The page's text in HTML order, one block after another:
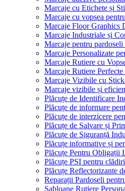
Marcaje cu Etichete și
Marcaje cu vopsea
Marcaje Floor Graphics
Marcaje Industriale și
Marcaje pentru
Marcaje Personalizate
Marcaje Rutiere cu
Marcaje Rutiere
Marcaje Vizibile cu
Marcaje vizibile și
Plăcuțe de Identificare
Plăcuțe de informare
Plăcuțe de interzicere
Plăcuțe de Salvare și
Plăcuțe de Siguranță
Plăcuțe informative și
Plăcuțe Pentru Obligații
Plăcuțe PSI pentru
Plăcuțe Reflectorizante
Reparații Pardoseli
Sabloane Rutiere